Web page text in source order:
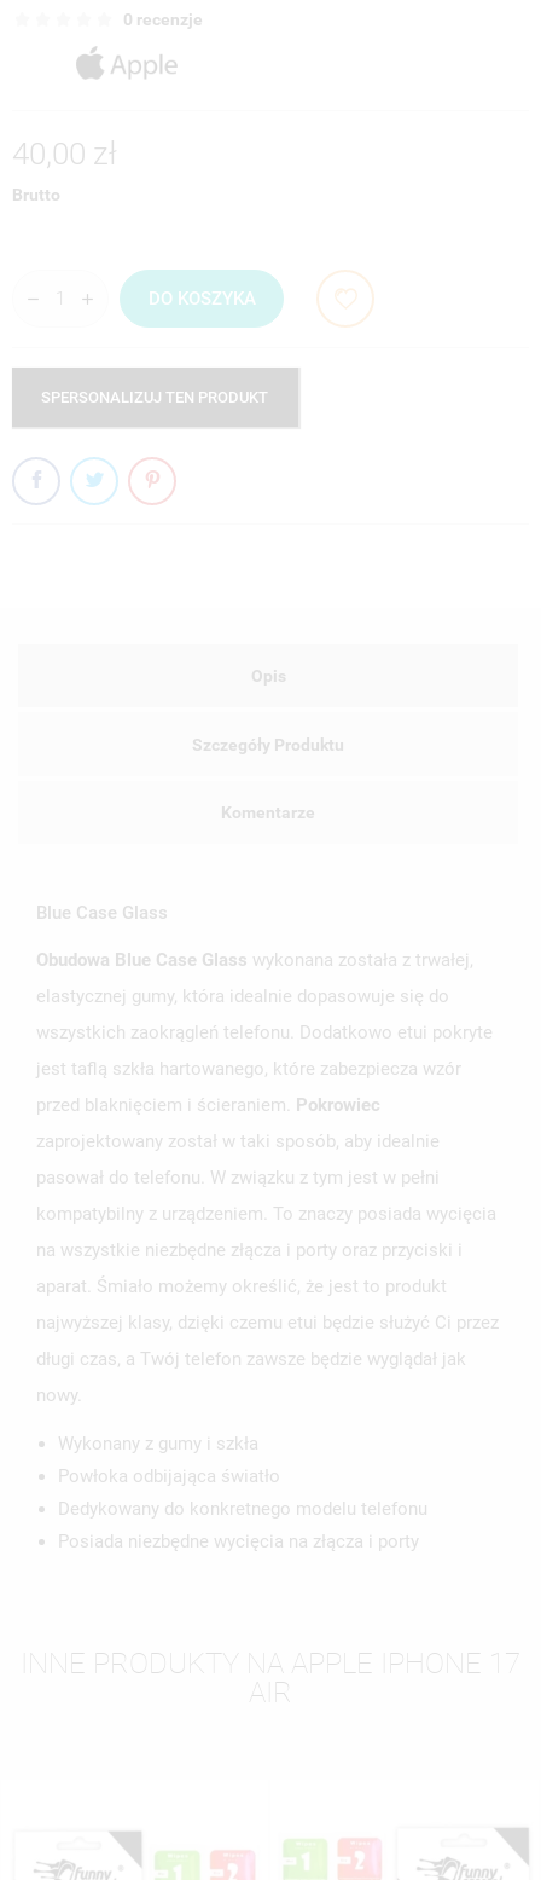
0 recenzje
40,00 zł
Brutto
DO KOSZYKA
SPERSONALIZUJ TEN PRODUKT
Opis
Szczegóły Produktu
Komentarze
Blue Case Glass
Obudowa Blue Case Glass wykonana została z trwałej,
elastycznej gumy, która idealnie dopasowuje się do
wszystkich zaokrągleń telefonu. Dodatkowo etui pokryte
jest taflą szkła hartowanego, które zabezpiecza wzór
przed blaknięciem i ścieraniem. Pokrowiec
zaprojektowany został w taki sposób, aby idealnie
pasował do telefonu. W związku z tym jest w pełni
kompatybilny z urządzeniem. To znaczy posiada wycięcia
na wszystkie niezbędne złącza i porty oraz przyciski i
aparat. Śmiało możemy określić, że jest to produkt
najwyższej klasy, dzięki czemu etui będzie służyć Ci przez
długi czas, a Twój telefon zawsze będzie wyglądał jak
nowy.
Wykonany z gumy i szkła
Powłoka odbijająca światło
Dedykowany do konkretnego modelu telefonu
Posiada niezbędne wycięcia na złącza i porty
INNE PRODUKTY NA APPLE IPHONE 17
AIR
MOJE LISTY ŻYCZEŃ
add_circle_outlineUTWÓRZ NOWĄ LISTĘ
UTWÓRZ LISTĘ ŻYCZEŃ
NAZWA LISTY ŻYCZEŃ
ZALOGUJ SIĘ
MUSISZ BYĆ ZALOGOWANY BY ZAPISAĆ PRODUKTY NA
SWOJEJ LIŚCIE ŻYCZEŃ.
ANULUJ ZALOGUJ SIĘ